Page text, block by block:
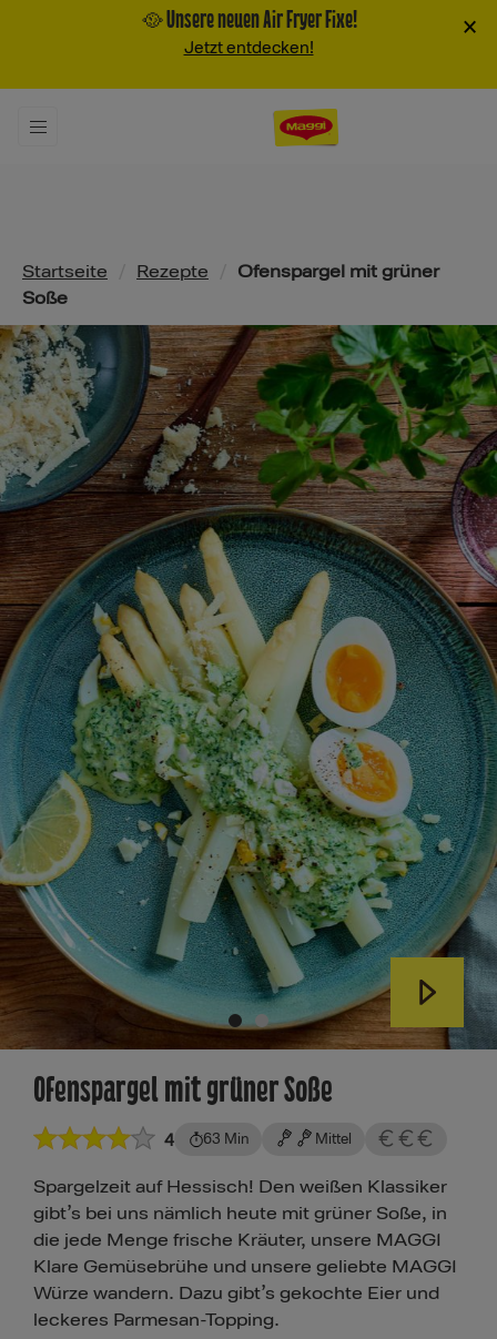
🥘 Unsere neuen Air Fryer Fixe!
Jetzt entdecken!
×
Pfadnavigation
Startseite Rezepte
Ofenspargel mit grüner
Soße
Ofenspargel mit grüner Soße
4 63 Min Mittel
Spargelzeit auf Hessisch! Den weißen Klassiker
gibt’s bei uns nämlich heute mit grüner Soße, in
die jede Menge frische Kräuter, unsere MAGGI
Klare Gemüsebrühe und unsere geliebte MAGGI
Würze wandern. Dazu gibt’s gekochte Eier und
leckeres Parmesan-Topping.